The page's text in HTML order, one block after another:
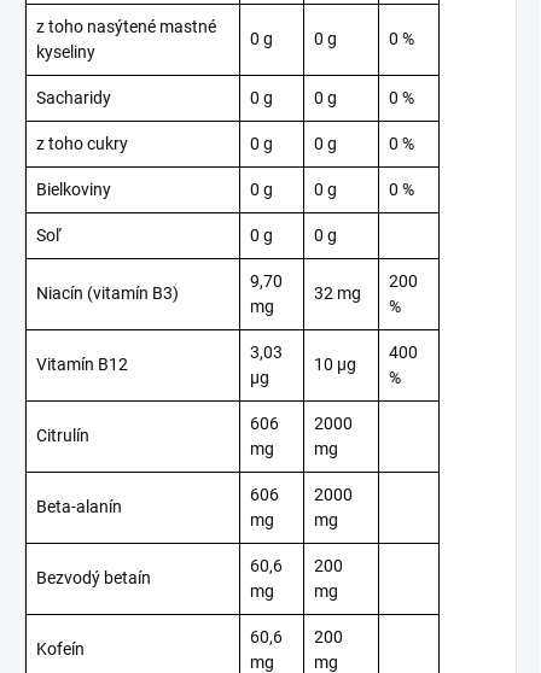
z toho nasýtené mastné
kyseliny
0 g 0 g 0 %
Sacharidy 0 g 0 g 0 %
z toho cukry 0 g 0 g 0 %
Bielkoviny 0 g 0 g 0 %
Soľ 0 g 0 g
Niacín (vitamín B3)
9,70
mg
32 mg
200
%
Vitamín B12
3,03
μg
10 μg
400
%
Citrulín
606
mg
2000
mg
Beta-alanín
606
mg
2000
mg
Bezvodý betaín
60,6
mg
200
mg
Kofeín
60,6
mg
200
mg